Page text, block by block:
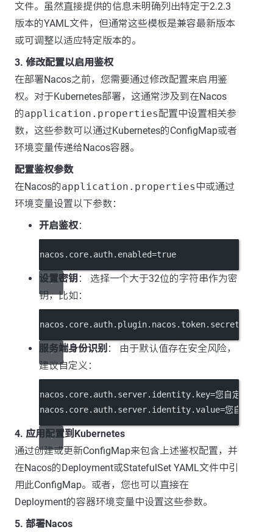
文件。虽然直接提供的信息未明确列出特定于2.2.3
版本的YAML文件，但通常这些模板是兼容最新版本
或可调整以适应特定版本的。
3. 修改配置以启用鉴权
在部署Nacos之前，您需要通过修改配置来启用鉴
权。对于Kubernetes部署，这通常涉及到在Nacos
的application.properties配置中设置相关参
数，这些参数可以通过Kubernetes的ConfigMap或者
环境变量传递给Nacos容器。
配置鉴权参数
在Nacos的application.properties 中或通过
环境变量设置以下参数：
开启鉴权：
nacos.core.auth.enabled=true
设置密钥 ： 选择一个大于32位的字符串作为密
钥，比如：
nacos.core.auth.plugin.nacos.token.secret.key=您自
服务端身份识别 ： 由于默认值存在安全风险，
建议自定义：
nacos.core.auth.server.identity.key=您自定义的key
nacos.core.auth.server.identity.value=您自定义的
4. 应用配置到Kubernetes
通过创建或更新ConfigMap来包含上述鉴权配置，并
在Nacos的Deployment或StatefulSet YAML文件中引
用此ConfigMap。或者，您也可以直接在
Deployment的容器环境变量中设置这些参数。
5. 部署Nacos